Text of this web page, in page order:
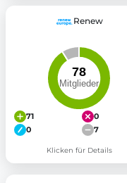
Renew
71
0
0
7
Klicken für Details